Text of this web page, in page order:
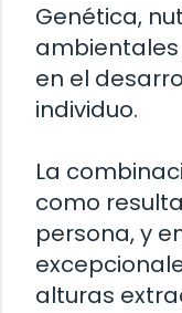
Genética,
en el
individuo.
La
como
persona, y
alturas